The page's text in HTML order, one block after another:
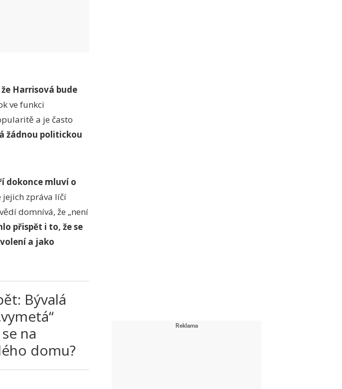
Harrisová bude
ve funkci
a je často
žádnou politickou
dokonce mluví o
jejich zpráva líčí
domnívá, že „není
přispět i to, že se
a jako
Bývalá
na
domu?